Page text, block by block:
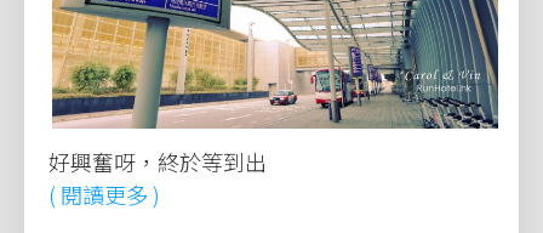
好興奮呀，終於等到出
( 閱讀更多 )